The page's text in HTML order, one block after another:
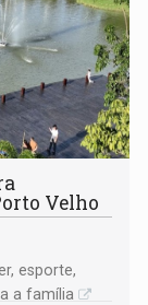
Velho
esporte,
a família